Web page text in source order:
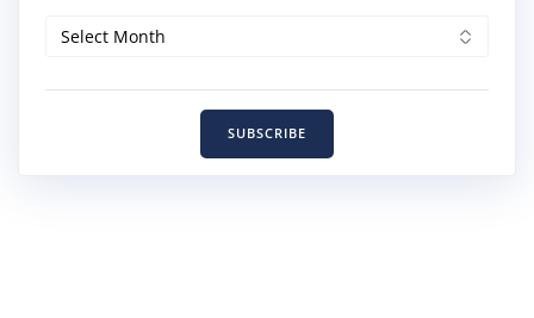
SUBSCRIBE